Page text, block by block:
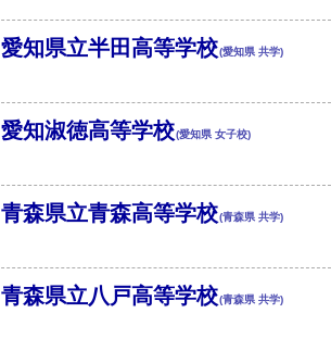
愛知県立半田高等学校(愛知県 共学)
愛知淑徳高等学校(愛知県 女子校)
青森県立青森高等学校(青森県 共学)
青森県立八戸高等学校(青森県 共学)